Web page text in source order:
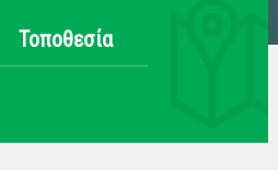
Τοποθεσία